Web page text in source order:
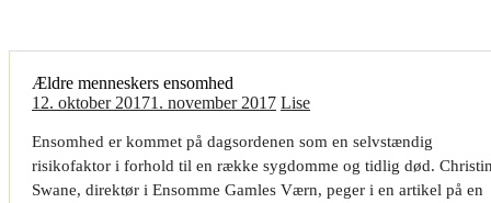
Ældre menneskers ensomhed
12. oktober 20171. november 2017 Lise
Ensomhed er kommet på dagsordenen som en selvstændig
risikofaktor i forhold til en række sygdomme og tidlig død.
Swane, direktør i Ensomme Gamles Værn, peger i en artikel på en